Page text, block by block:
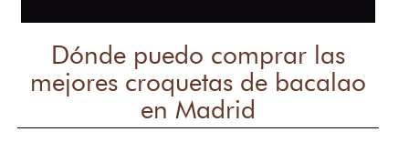
Dónde puedo comprar las
mejores croquetas de bacalao
en Madrid